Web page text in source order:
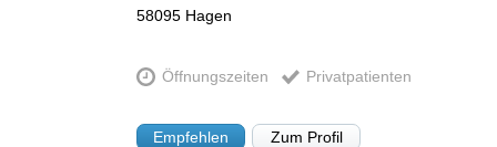
58095 Hagen
Öffnungszeiten Privatpatienten
Empfehlen Zum Profil